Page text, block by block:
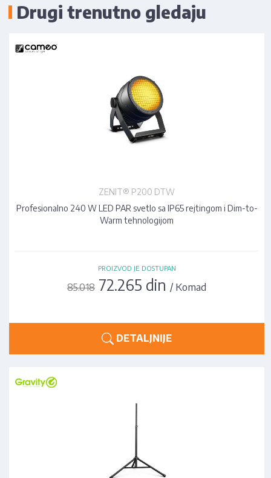
Drugi trenutno gledaju
ZENIT® P200 DTW
Profesionalno 240 W LED PAR svetlo sa IP65 rejtingom i Dim-to-
Warm tehnologijom
PROIZVOD JE DOSTUPAN
85.018 72.265 din / Komad
DETALJNIJE